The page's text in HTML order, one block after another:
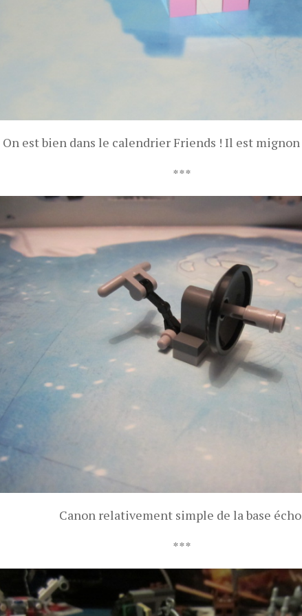
On est bien dans le calendrier Friends ! Il est mignon
***
Canon relativement simple de la base
***